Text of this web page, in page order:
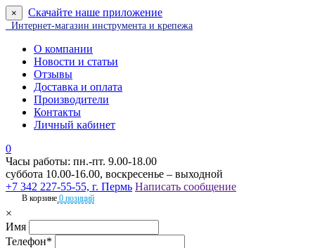
× Скачайте наше приложение
Интернет-магазин инструмента и крепежа
О компании
Новости и статьи
Отзывы
Доставка и оплата
Производители
Контакты
Личный кабинет
0
Часы работы: пн.-пт. 9.00-18.00
суббота 10.00-16.00, воскресенье – выходной
+7 342 227-55-55, г. Пермь Написать сообщение
В корзине 0 позиций
×
Имя
Телефон*